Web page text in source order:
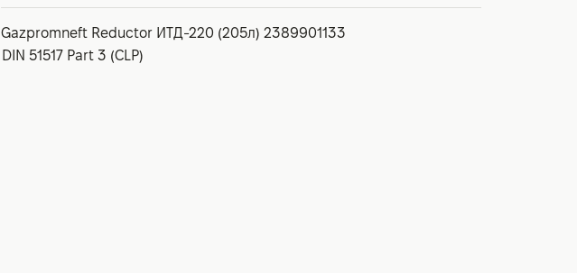
Gazpromneft Reductor ИТД-220 (205л) 2389901133
DIN 51517 Part 3 (CLP)